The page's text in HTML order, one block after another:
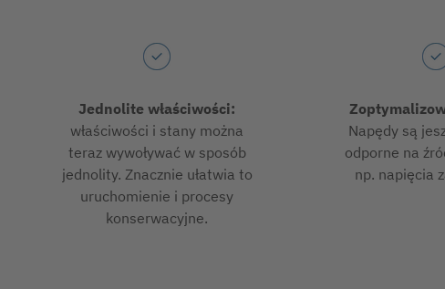
Jednolite właściwości:
właściwości i stany można
teraz wywoływać w sposób
jednolity. Znacznie ułatwia to
uruchomienie i procesy
konserwacyjne.
Napędy są
odporne na
np. napięcia